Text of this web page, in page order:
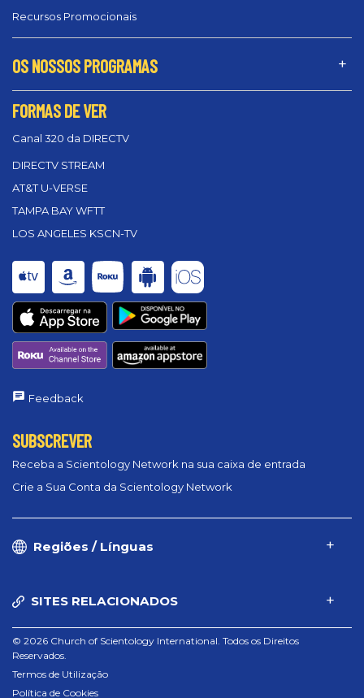
Recursos Promocionais
OS NOSSOS PROGRAMAS
FORMAS DE VER
Canal 320 da DIRECTV
DIRECTV STREAM
AT&T U-VERSE
TAMPA BAY WFTT
LOS ANGELES KSCN-TV
Feedback
SUBSCREVER
Receba a Scientology Network na sua caixa de entrada
Crie a Sua Conta da Scientology Network
Regiões / Línguas
SITES RELACIONADOS
© 2026 Church of Scientology International. Todos os Direitos
Reservados.
Termos de Utilização
Política de Cookies